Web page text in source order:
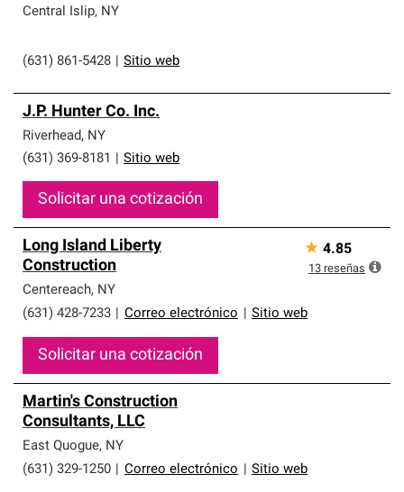
Central Islip, NY
(631) 861-5428 Sitio web
J.P. Hunter Co. Inc.
Riverhead, NY
(631) 369-8181
Sitio web
Solicitar una cotización
Long Island Liberty
Construction
Centereach, NY
(631) 428-7233
Correo electrónico Sitio web
Solicitar una cotización
★ 4.85
13 reseñas
Martin's Construction
Consultants, LLC
East Quogue, NY
(631) 329-1250
Correo electrónico Sitio web